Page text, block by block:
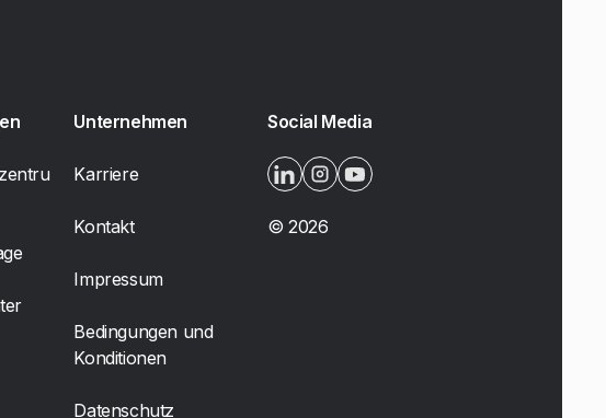
Unternehmen
Karriere
Kontakt
Impressum
Bedingungen und
Konditionen
Datenschutz
Social Media
©2026